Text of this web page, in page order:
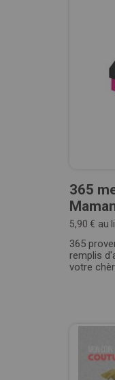
365
5,90 € au
365
remplis
votre